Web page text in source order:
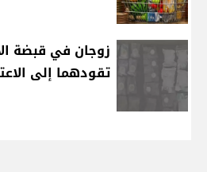
زوجان في قبضة
تقودهما إلى